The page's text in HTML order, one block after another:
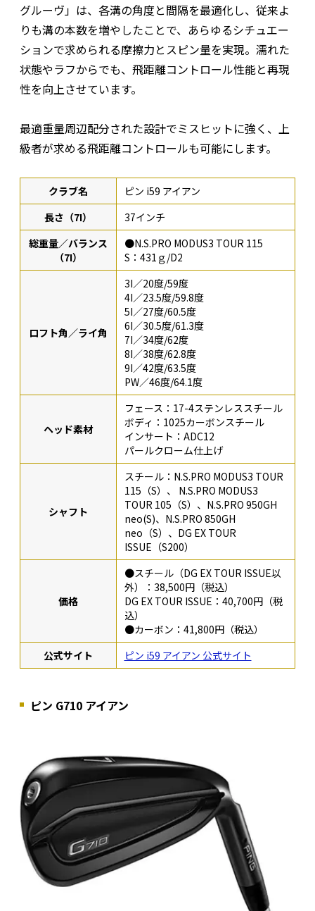
グルーヴ」は、各溝の角度と間隔を最適化し、従来よ
りも溝の本数を増やしたことで、あらゆるシチュエー
ションで求められる摩擦力とスピン量を実現。濡れた
状態やラフからでも、飛距離コントロール性能と再現
性を向上させています。
最適重量周辺配分された設計でミスヒットに強く、上
級者が求める飛距離コントロールも可能にします。
クラブ名
ピン i59 アイアン
長さ（7I）
37インチ
総重量／バランス
（7I）
●N.S.PRO MODUS3 TOUR 115
S：431ｇ/D2
ロフト角／ライ角
3I／20度/59度
4I／23.5度/59.8度
5I／27度/60.5度
6I／30.5度/61.3度
7I／34度/62度
8I／38度/62.8度
9I／42度/63.5度
PW／46度/64.1度
ヘッド素材
フェース：17-4ステンレススチール
ボディ：1025カーボンスチール
インサート：ADC12
パールクローム仕上げ
シャフト
スチール：N.S.PRO MODUS3 TOUR
115（S）、 N.S.PRO MODUS3
TOUR 105（S）、N.S.PRO 950GH
neo(S)、N.S.PRO 850GH
neo（S）、DG EX TOUR
ISSUE（S200）
価格
●スチール（DG EX TOUR ISSUE以
外）：38,500円（税込）
DG EX TOUR ISSUE：40,700円（税
込）
●カーボン：41,800円（税込）
公式サイト
ピン i59 アイアン 公式サイト
ピン G710 アイアン